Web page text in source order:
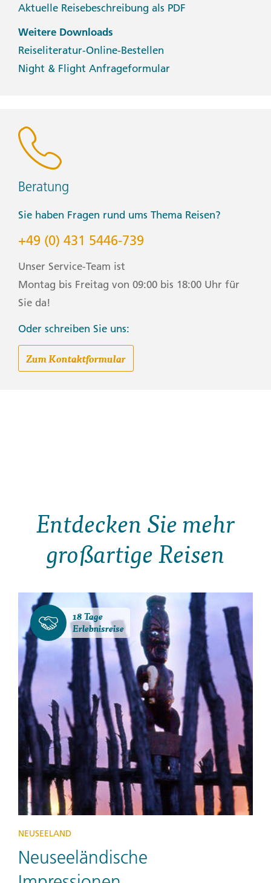
Aktuelle Reisebeschreibung als PDF
Weitere Downloads
Reiseliteratur-Online-Bestellen
Night & Flight Anfrageformular
Beratung
Sie haben Fragen rund ums Thema Reisen?
+49 (0) 431 5446-739
Unser Service-Team ist
Montag bis Freitag von 09:00 bis 18:00 Uhr für
Sie da!
Oder schreiben Sie uns:
Zum Kontaktformular
Entdecken Sie mehr
großartige Reisen
18 Tage
Erlebnisreise
NEUSEELAND
Neuseeländische